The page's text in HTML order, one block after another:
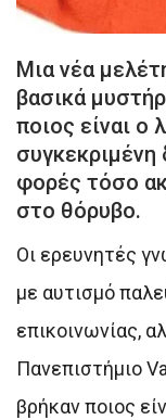
Μια νέα
βασικά
ποιος είναι ο
συγκεκριμένη
φορές τόσο
στο θόρυβο.
Οι ερευνητές
με αυτισμό
επικοινωνίας,
Πανεπιστήμιο
βρήκαν ποιος